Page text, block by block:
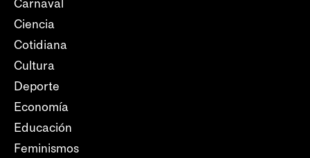
Carnaval
Ciencia
Cotidiana
Cultura
Deporte
Economía
Educación
Feminismos